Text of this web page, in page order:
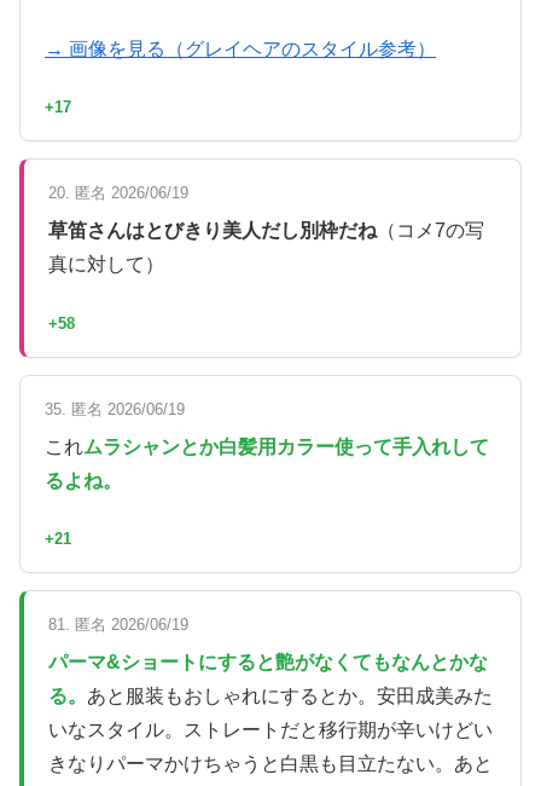
→ 画像を見る（グレイヘアのスタイル参考）
+17
20. 匿名 2026/06/19
草笛さんはとびきり美人だし別枠だね （コメ7の写
真に対して）
+58
35. 匿名 2026/06/19
これムラシャンとか白髪用カラー使って手入れして
るよね。
+21
81. 匿名 2026/06/19
パーマ&ショートにすると艶がなくてもなんとかな
る。 あと服装もおしゃれにするとか。安田成美みた
いなスタイル。ストレートだと移行期が辛いけどい
きなりパーマかけちゃうと白黒も目立たない。あと